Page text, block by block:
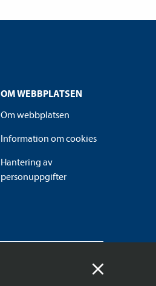
OM WEBBPLATSEN
Om webbplatsen
Information om cookies
Hantering av
personuppgifter
© 2026 Fora AB